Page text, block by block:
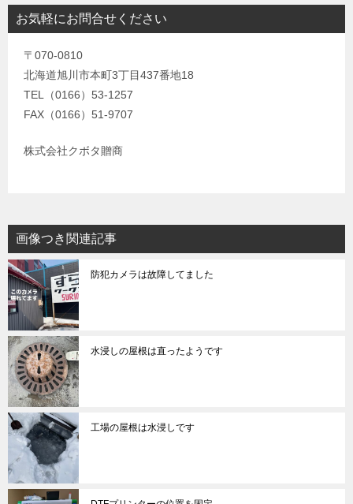
お気軽にお問合せください
〒070-0810
北海道旭川市本町3丁目437番地18
TEL（0166）53-1257
FAX（0166）51-9707
株式会社クボタ贈商
画像つき関連記事
防犯カメラは故障してました
水浸しの屋根は直ったようです
工場の屋根は水浸しです